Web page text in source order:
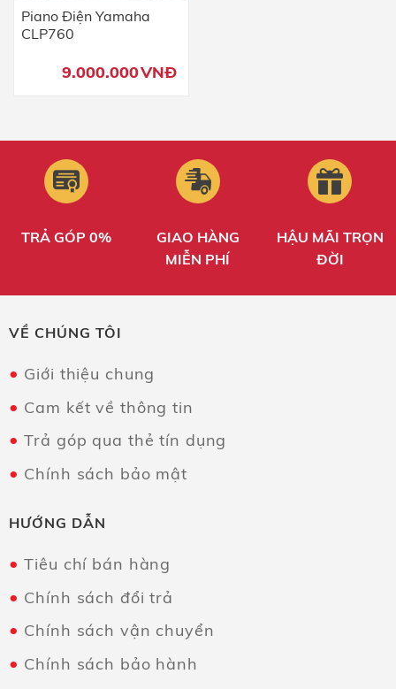
Piano Điện Yamaha
CLP760
9.000.000VNĐ
TRẢ GÓP 0%
GIAO HÀNG
MIỄN PHÍ
HẬU MÃI TRỌN
ĐỜI
VỀ CHÚNG TÔI
Giới thiệu chung
Cam kết về thông tin
Trả góp qua thẻ tín dụng
Chính sách bảo mật
HƯỚNG DẪN
Tiêu chí bán hàng
Chính sách đổi trả
Chính sách vận chuyển
Chính sách bảo hành